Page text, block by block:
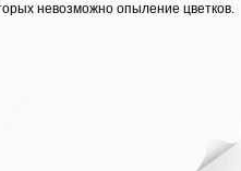
невозможно опыление цветков.